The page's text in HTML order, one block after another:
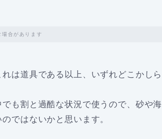
合があります
は道具である以上、いずれどこかしら
も割と過酷な状況で使うので、砂や海
ではないかと思います。